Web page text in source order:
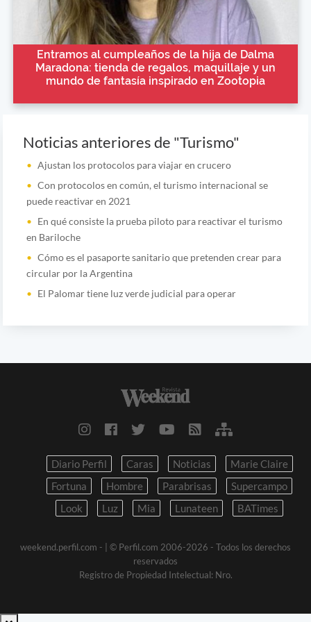
Entramos al cumpleaños de la hija de Dalma
Maradona: tienda de regalos, maquillaje y un
mundo de fantasía inspirado en Zootopia
Noticias anteriores de "Turismo"
Ajustan los protocolos para viajar en crucero
Con protocolos en común, el turismo internacional se
puede reactivar en 2021
En qué consiste la prueba piloto para reactivar el turismo
en Bariloche
Cómo es el pasaporte sanitario que pretenden crear para
circular por la Argentina
El Palomar tiene luz verde judicial para operar
Diario Perfil Caras Noticias
Marie Claire
Fortuna
Hombre Parabrisas
Supercampo
Look
Luz Mia Lunateen BATimes
weekend.perfil.com -
| © Perfil.com 2006-2026 - Todos los derechos
reservados
Registro de Propiedad Intelectual: Nro.